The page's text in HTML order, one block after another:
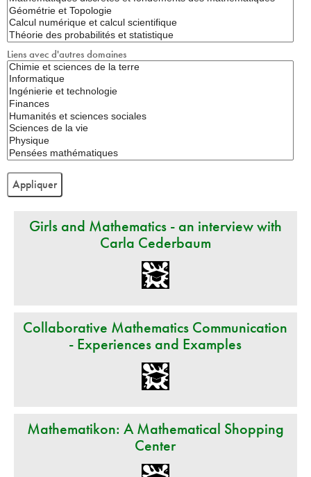
Liens avec d'autres domaines
Girls and Mathematics - an interview with
Carla Cederbaum
Collaborative Mathematics Communication
- Experiences and Examples
Mathematikon: A Mathematical Shopping
Center